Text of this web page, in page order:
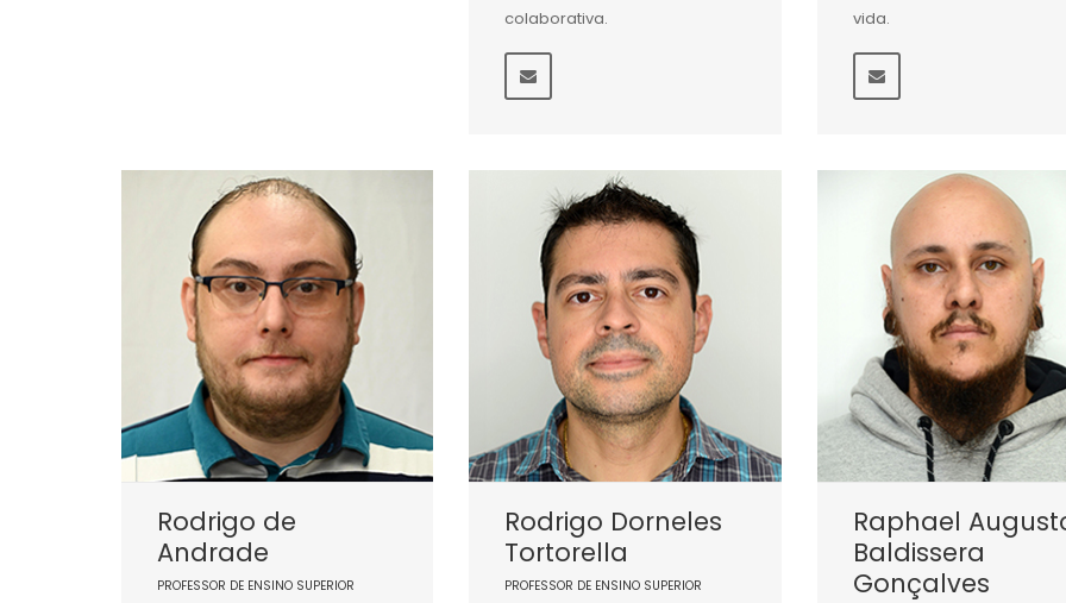
colaborativa.
vida.
Rodrigo de
Andrade
PROFESSOR DE ENSINO SUPERIOR
Rodrigo Dorneles
Tortorella
PROFESSOR DE ENSINO SUPERIOR
Raphael
Baldissera
Gonçalves